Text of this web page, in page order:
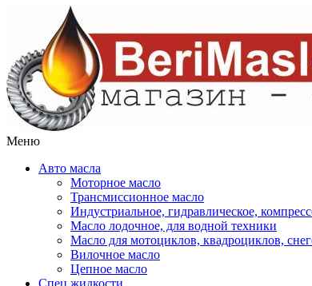
Меню
Авто масла
Моторное масло
Трансмиссионное масло
Индустриальное, гидравлическое,
Масло лодочное, для водной техники
Масло для мотоциклов, квадроциклов,
Вилочное масло
Цепное масло
Спец жидкости